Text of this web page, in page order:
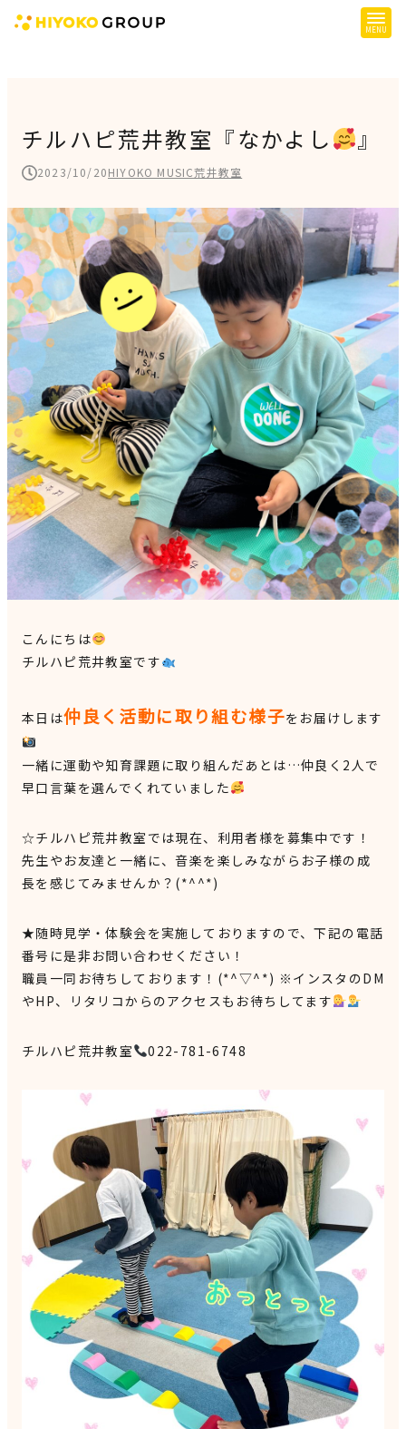
提供サービス
子育て支援
障がい児支援
障がい者支援
施設一覧
会社概要
お知らせ
採用情報
施設空き状況はこちら
見学申込・お問合せ
チルハピ荒井教室『なかよし 』
2023/10/20HIYOKO MUSIC荒井教室
こんにちは
チルハピ荒井教室です
本日は仲良く活動に取り組む様子をお届けします
一緒に運動や知育課題に取り組んだあとは…仲良く2人で
早口言葉を選んでくれていました
☆チルハピ荒井教室では現在、利用者様を募集中です！
先生やお友達と一緒に、音楽を楽しみながらお子様の成
長を感じてみませんか？(*^^*)
★随時見学・体験会を実施しておりますので、下記の電話
番号に是非お問い合わせください！
職員一同お待ちしております！(*^▽^*) ※インスタのDM
やHP、リタリコからのアクセスもお待ちしてます
チルハピ荒井教室 022-781-6748